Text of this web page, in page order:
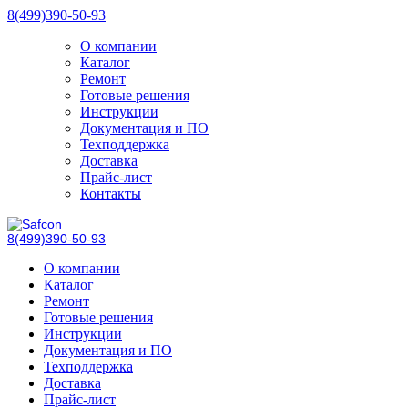
8(499)390-50-93
О компании
Каталог
Ремонт
Готовые решения
Инструкции
Документация и ПО
Техподдержка
Доставка
Прайс-лист
Контакты
8(499)390-50-93
О компании
Каталог
Ремонт
Готовые решения
Инструкции
Документация и ПО
Техподдержка
Доставка
Прайс-лист